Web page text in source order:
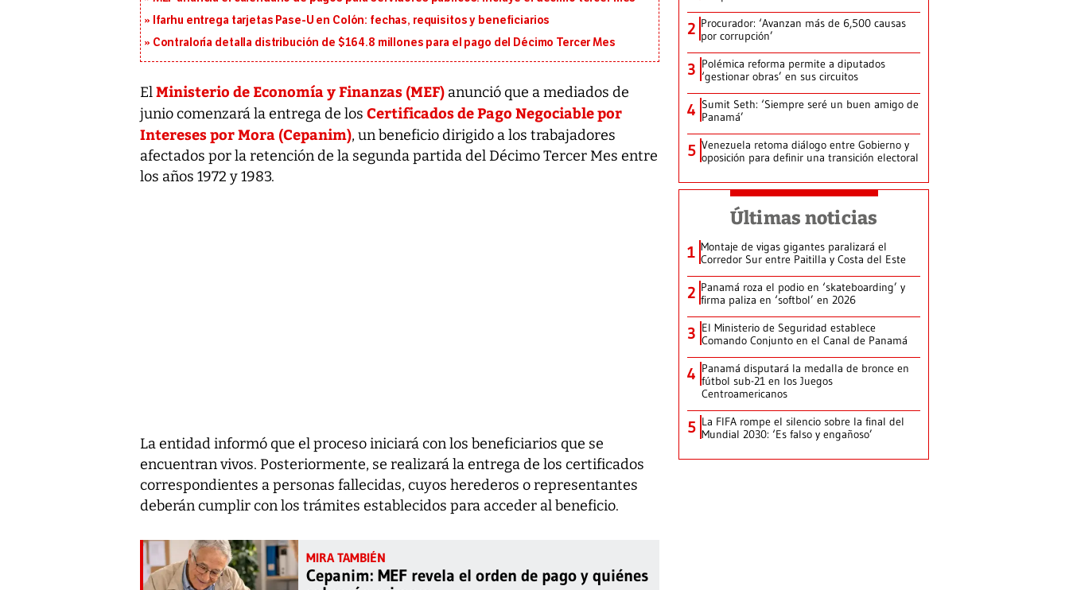
Ifarhu entrega tarjetas Pase-U en Colón: fechas, requisitos y beneficiarios
Contraloría detalla distribución de $164.8 millones para el pago del Décimo Tercer Mes
ElMinisterio de Economía y Finanzas (MEF) anunció que a mediados de
junio comenzará la entrega de los Certificados de Pago Negociable por
Intereses por Mora (Cepanim), un beneficio dirigido a los trabajadores
afectados por la retención de la segunda partida del Décimo Tercer Mes entre
los años 1972 y 1983.
La entidad informó que el proceso iniciará con los beneficiarios que se
encuentran vivos. Posteriormente, se realizará la entrega de los certificados
correspondientes a personas fallecidas, cuyos herederos o representantes
deberán cumplir con los trámites establecidos para acceder al beneficio.
Cepanim: MEF revela el orden de pago y quiénes
2 Procurador: ‘Avanzan más de 6,500 causas
por corrupción’
3 Polémica reforma permite a diputados
‘gestionar obras’ en sus circuitos
4 Sumit Seth: ‘Siempre seré un buen amigo de
Panamá’
5 Venezuela retoma diálogo entre Gobierno y
oposición para definir una transición electoral
Últimas noticias
1 Montaje de vigas gigantes paralizará el
Corredor Sur entre Paitilla y Costa del Este
2 Panamá roza el podio en ‘skateboarding’ y
firma paliza en ‘softbol’ en 2026
3 El Ministerio de Seguridad establece
Comando Conjunto en el Canal de Panamá
4 Panamá disputará la medalla de bronce en
fútbol sub-21 en los Juegos
Centroamericanos
5 La FIFA rompe el silencio sobre la final del
Mundial 2030: ‘Es falso y engañoso’